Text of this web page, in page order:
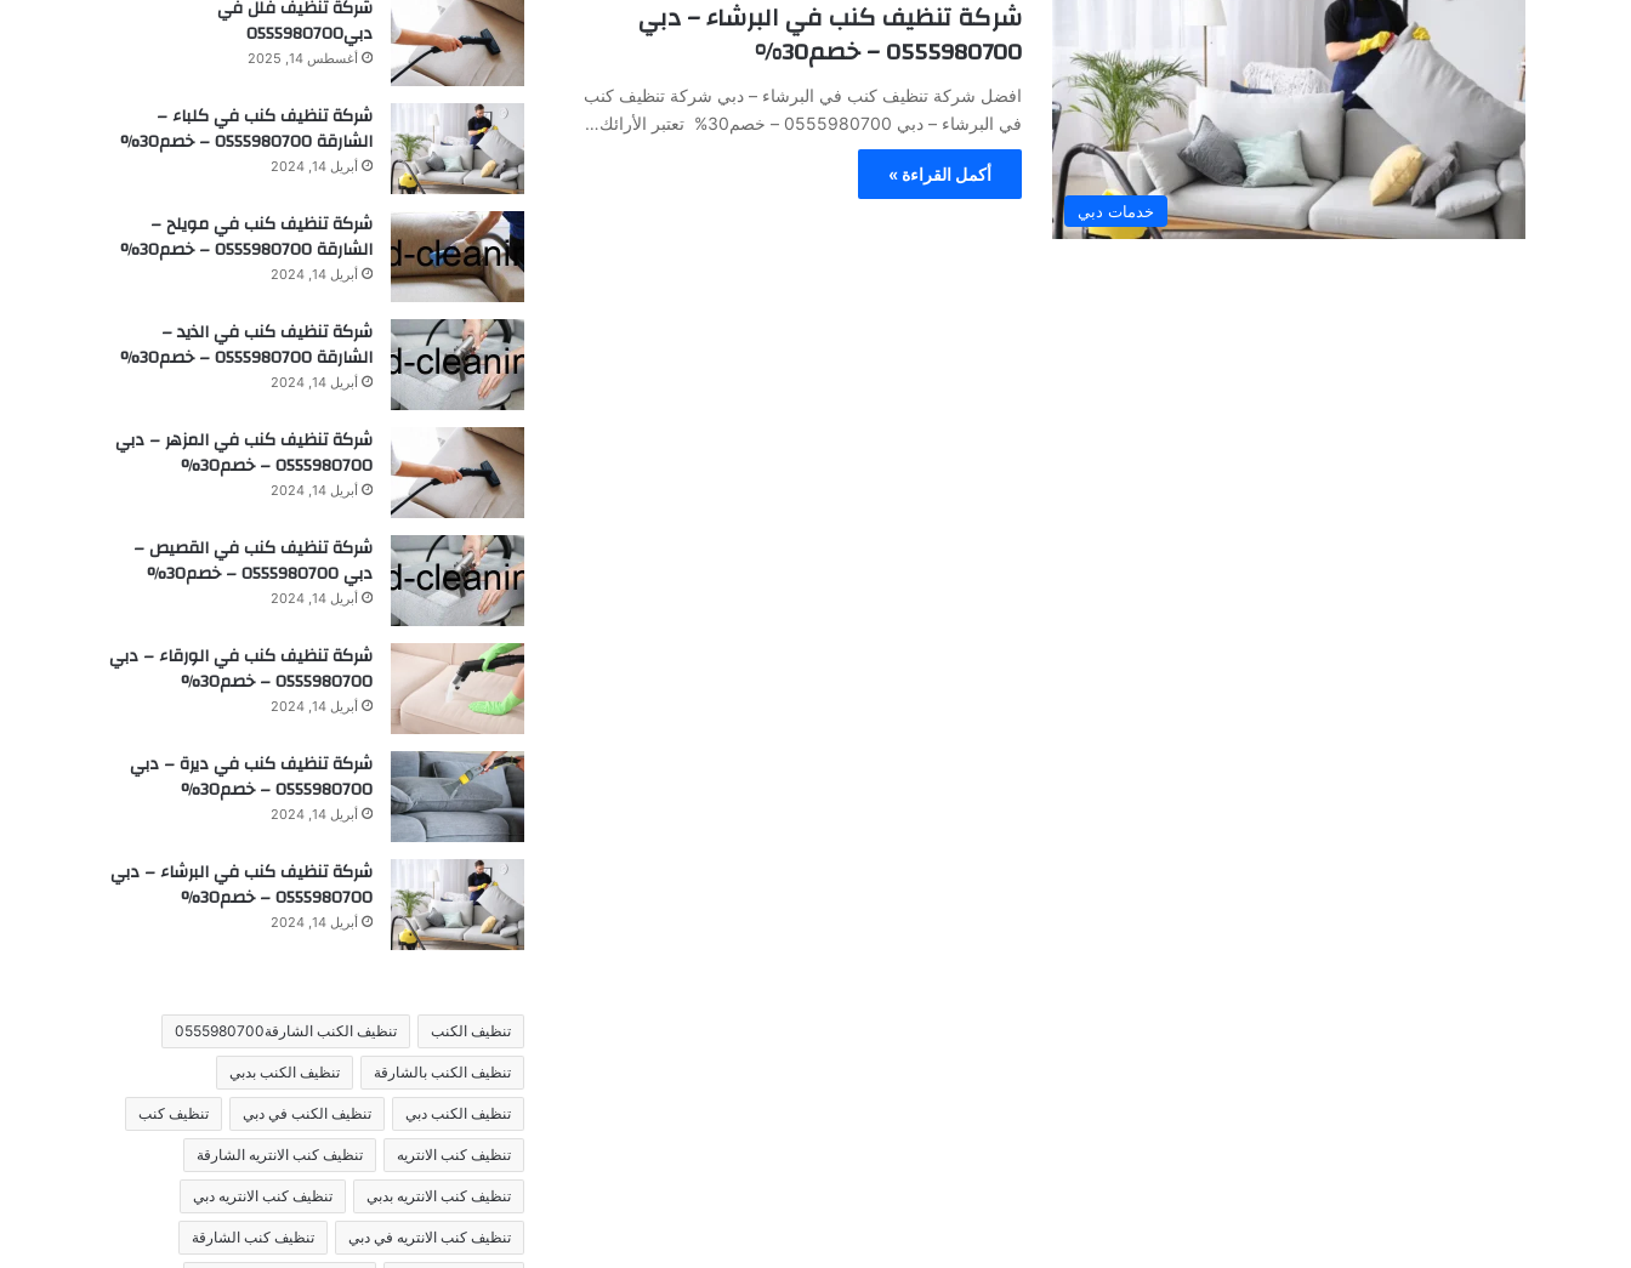
خدمات دبي
شركة تنظيف كنب في البرشاء – دبي
0555980700 – خصم30%
افضل شركة تنظيف كنب في البرشاء – دبي شركة تنظيف كنب
في البرشاء – دبي 0555980700 – خصم30% تعتبر الأرائك…
أكمل القراءة »
شركة تنظيف فلل في
دبي0555980700
أغسطس 14, 2025
شركة تنظيف كنب في كلباء –
الشارقة 0555980700 – خصم30%
أبريل 14, 2024
شركة تنظيف كنب في مويلح –
الشارقة 0555980700 – خصم30%
أبريل 14, 2024
شركة تنظيف كنب في الذيد –
الشارقة 0555980700 – خصم30%
أبريل 14, 2024
شركة تنظيف كنب في المزهر – دبي
0555980700 – خصم30%
أبريل 14, 2024
شركة تنظيف كنب في القصيص –
دبي 0555980700 – خصم30%
أبريل 14, 2024
شركة تنظيف كنب في الورقاء – دبي
0555980700 – خصم30%
أبريل 14, 2024
شركة تنظيف كنب في ديرة – دبي
0555980700 – خصم30%
أبريل 14, 2024
شركة تنظيف كنب في البرشاء – دبي
0555980700 – خصم30%
أبريل 14, 2024
تنظيف الكنب تنظيف الكنب الشارقة0555980700
تنظيف الكنب بالشارقة تنظيف الكنب بدبي
تنظيف الكنب دبي تنظيف الكنب في دبي تنظيف كنب
تنظيف كنب الانتريه تنظيف كنب الانتريه الشارقة
تنظيف كنب الانتريه بدبي تنظيف كنب الانتريه دبي
تنظيف كنب الانتريه في دبي تنظيف كنب الشارقة